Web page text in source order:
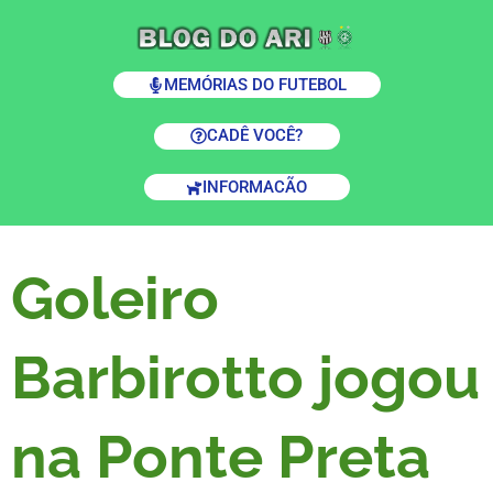
MEMÓRIAS DO FUTEBOL
CADÊ VOCÊ?
INFORMACÃO
Goleiro
Barbirotto jogou
na Ponte Preta